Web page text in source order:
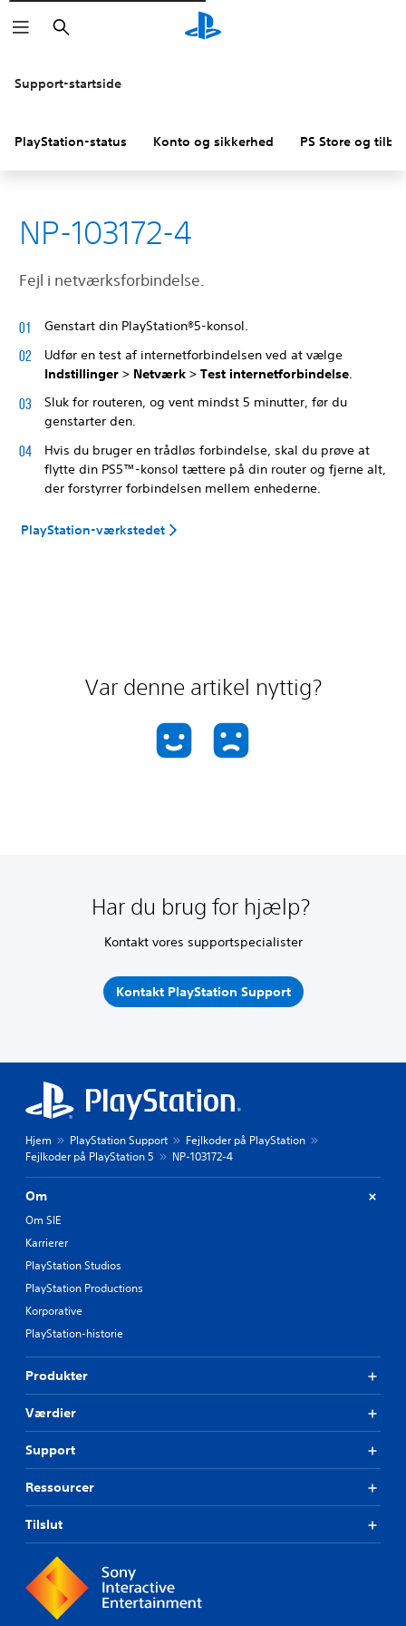
Søg
Support-startside
PlayStation-status Konto og sikkerhed PS Store og
NP-103172-4
Fejl i netværksforbindelse.
Genstart din PlayStation®5-konsol.
Udfør en test af internetforbindelsen ved at vælge
Indstillinger > Netværk > Test internetforbindelse
Sluk for routeren, og vent mindst 5 minutter, før du
genstarter den.
Hvis du bruger en trådløs forbindelse, skal du prøve at
flytte din PS5™-konsol tættere på din router og fjerne alt,
der forstyrrer forbindelsen mellem enhederne.
PlayStation-værkstedet
Var denne artikel nyttig?
Har du brug for hjælp?
Kontakt vores supportspecialister
Kontakt PlayStation Support
Hjem PlayStation Support
Fejlkoder på PlayStation
Fejlkoder på PlayStation 5
NP-103172-4
Om
Om SIE
Karrierer
PlayStation Studios
PlayStation Productions
Korporative
PlayStation-historie
Produkter
Værdier
Support
Ressourcer
Tilslut